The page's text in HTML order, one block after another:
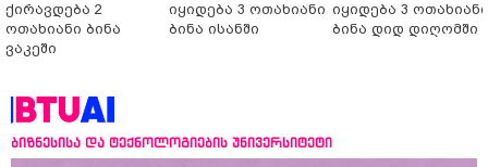
ქირავდება 2
ოთახიანი ბინა
ვაკეში
იყიდება 3 ოთახიანი
ბინა ისანში
იყიდება 3 ოთახიანი
ბინა დიდ დიღომში
ბიზნესისა და ტექნოლოგიების უნივერსიტეტი